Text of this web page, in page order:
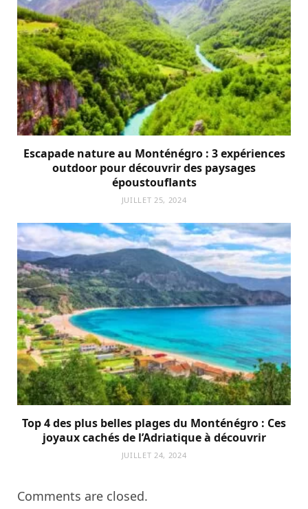
Escapade nature au Monténégro : 3 expériences
outdoor pour découvrir des paysages
époustouflants
JUILLET 25, 2024
Top 4 des plus belles plages du Monténégro : Ces
joyaux cachés de l’Adriatique à découvrir
JUILLET 24, 2024
Comments are closed.